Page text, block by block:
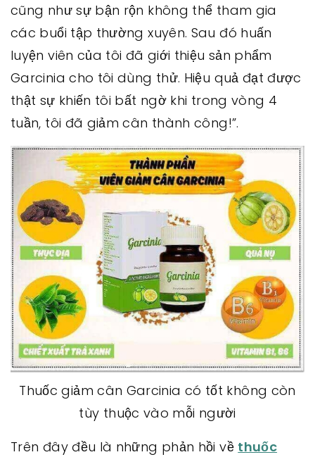
cũng như sự bận rộn không thể tham gia
các buổi tập thường xuyên. Sau đó huấn
luyện viên của tôi đã giới thiệu sản phẩm
Garcinia cho tôi dùng thử. Hiệu quả đạt được
thật sự khiến tôi bất ngờ khi trong vòng 4
tuần, tôi đã giảm cân thành công!”.
Thuốc giảm cân Garcinia có tốt không còn
tùy thuộc vào mỗi người
Trên đây đều là những phản hồi về thuốc